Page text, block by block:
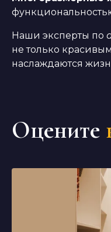
Наши эксперты по
не только
наслаждаются
Оцените